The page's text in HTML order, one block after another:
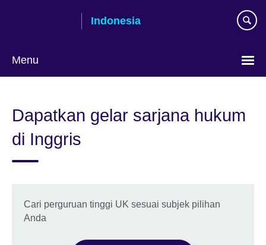
Indonesia
Menu
Dapatkan gelar sarjana hukum
di Inggris
Cari perguruan tinggi UK sesuai subjek pilihan
Anda